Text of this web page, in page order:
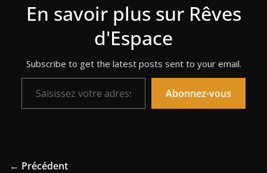
En savoir plus sur Rêves
d'Espace
Subscribe to get the latest posts sent to your email.
Saisissez votre adresse e-mail…
Abonnez-vous
← Précédent